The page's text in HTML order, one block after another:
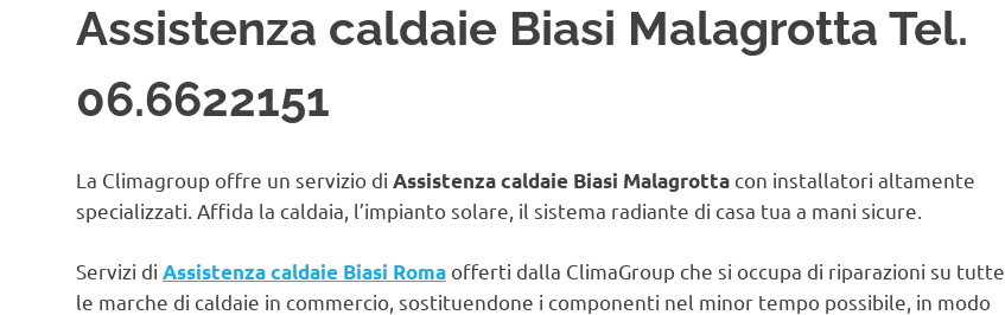
Assistenza caldaie Biasi Malagrotta Tel.
06.6622151
La Climagroup offre un servizio di Assistenza caldaie Biasi Malagrotta con installatori altamente
specializzati. Affida la caldaia, l’impianto solare, il sistema radiante di casa tua a mani sicure.
Servizi di Assistenza caldaie Biasi Roma offerti dalla ClimaGroup che si occupa di riparazioni su tutte
le marche di caldaie in commercio, sostituendone i componenti nel minor tempo possibile, in modo